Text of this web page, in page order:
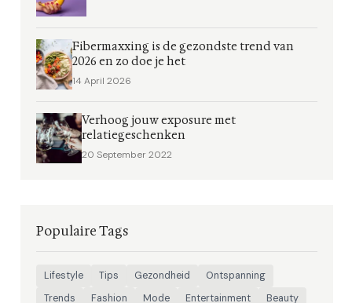
Fibermaxxing is de gezondste trend van
2026 en zo doe je het
14 April 2026
Verhoog jouw exposure met
relatiegeschenken
20 September 2022
Populaire Tags
Lifestyle Tips Gezondheid
Ontspanning
Trends
Fashion Mode Entertainment
Beauty